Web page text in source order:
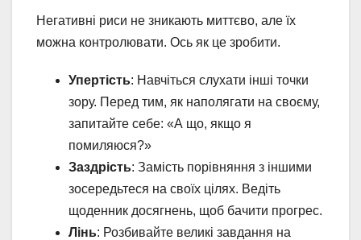
Негативні риси не зникають миттєво, але їх
можна контролювати. Ось як це зробити.
Упертість: Навчіться слухати інші точки
зору. Перед тим, як наполягати на своєму,
запитайте себе: «А що, якщо я
помиляюся?»
Заздрість: Замість порівняння з іншими
зосередьтеся на своїх цілях. Ведіть
щоденник досягнень, щоб бачити прогрес.
Лінь: Розбивайте великі завдання на